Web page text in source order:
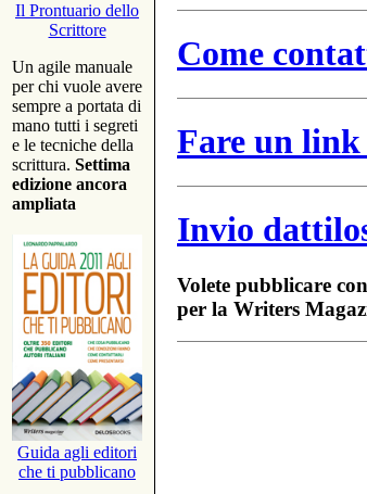
Il Prontuario dello
Scrittore
Un agile manuale
per chi vuole avere
sempre a portata di
mano tutti i segreti
e le tecniche della
scrittura. Settima
edizione ancora
ampliata
Guida agli editori
che ti pubblicano
Come
Fare un
Invio
Volete pubblicare
per la Writers